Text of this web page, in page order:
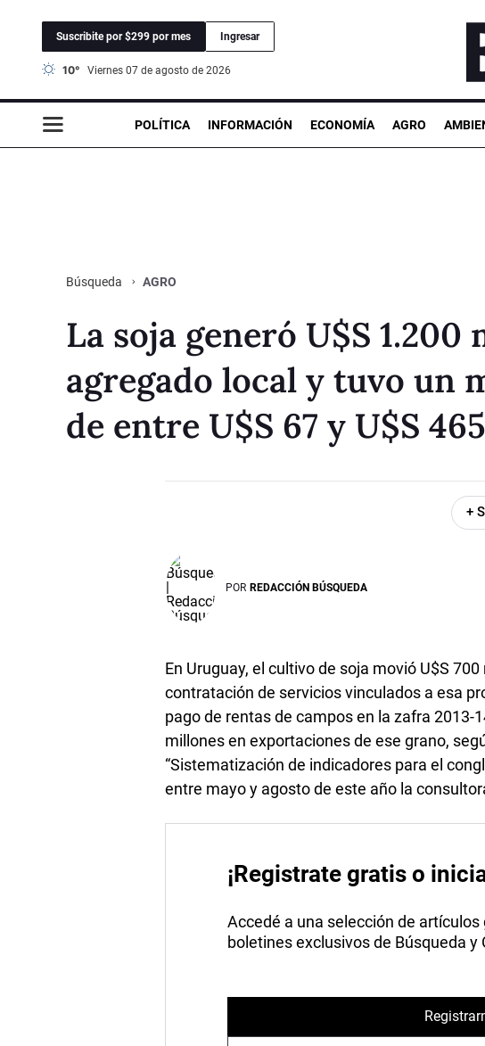
Suscribite por $299 por mes Ingresar
10° viernes 07 de agosto de 2026
POLÍTICA INFORMACIÓN ECONOMÍA AGRO
Búsqueda AGRO
La soja generó U$S
agregado local y tuvo un
de entre U$S 67 y U$S
+
POR REDACCIÓN BÚSQUEDA
En Uruguay, el cultivo de soja movió U$S
contratación de servicios vinculados a esa
pago de rentas de campos en la zafra 2013-
millones en exportaciones de ese grano,
“Sistematización de indicadores para el
entre mayo y agosto de este año la
¡Registrate gratis o
Accedé a una selección de
boletines exclusivos de Búsqueda y